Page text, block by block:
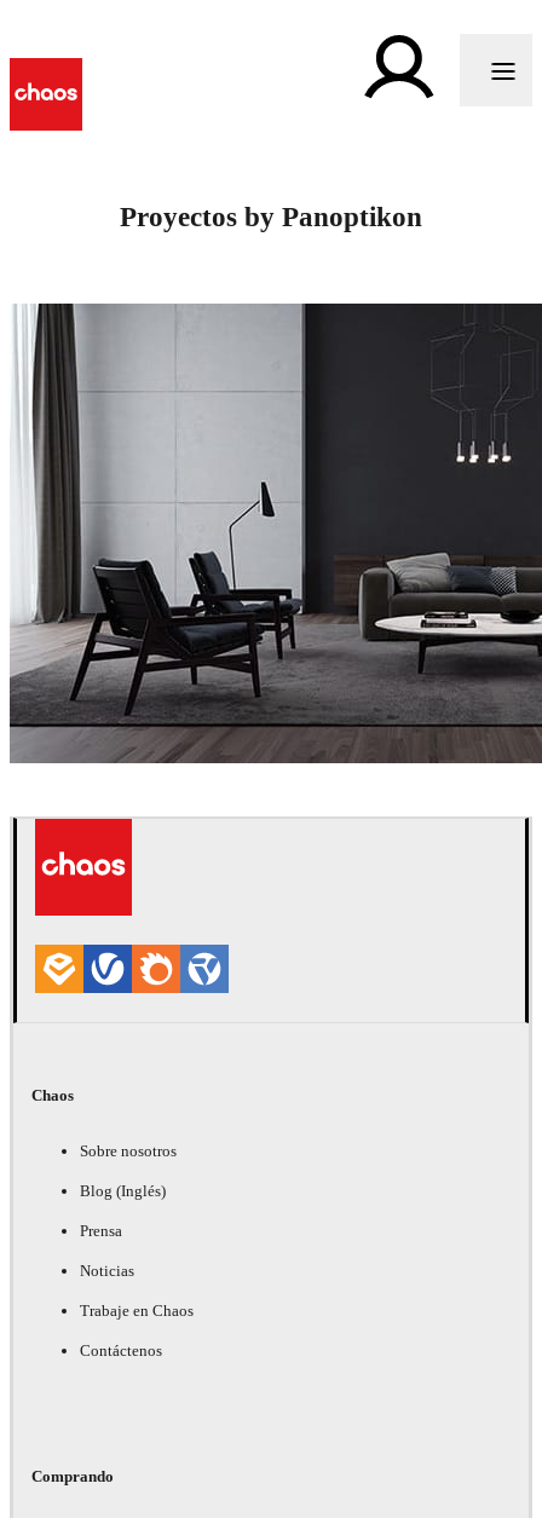
Proyectos by Panoptikon
Chaos
Sobre nosotros
Blog (Inglés)
Prensa
Noticias
Trabaje en Chaos
Contáctenos
Comprando